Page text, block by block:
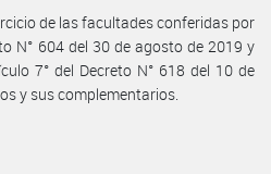
de las facultades conferidas por
N° 604 del 30 de agosto de 2019 y
7° del Decreto N° 618 del 10 de
y sus complementarios.